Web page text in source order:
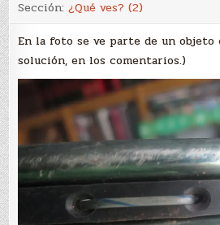
Sección:¿Qué ves? (2)
En la foto se ve parte de un objeto
solución, en los comentarios.)